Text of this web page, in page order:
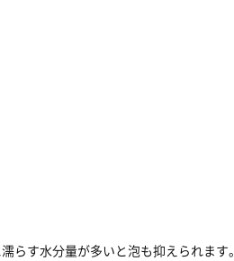
らす水分量が多いと泡も抑えられます。